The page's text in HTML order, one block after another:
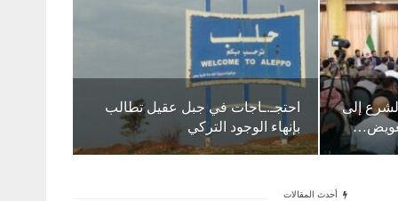
إلى
احتجـ.ـاجات في جبل عقيل تطالب
بإنهاء الوجود التركي
أحدث المقالات